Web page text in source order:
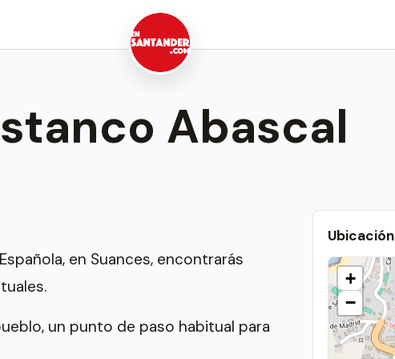
Abascal
en Suances, encontrarás
un punto de paso habitual para
Ubicación
+
−